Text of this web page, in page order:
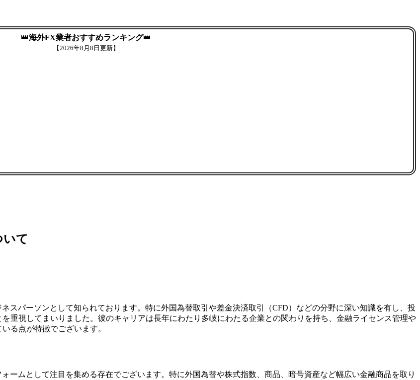
👑海外FX業者おすすめランキング👑
【2026年8月8日更新】
いて
スパーソンとして知られております。特に外国為替取引や差金決済取引（CFD）などの分野に深い知識を有し、投
重視してまいりました。彼のキャリアは長年にわたり多岐にわたる企業との関わりを持ち、金融ライセンス管理や
る点が特徴でございます。
ォームとして注目を集める存在でございます。特に外国為替や株式指数、商品、暗号資産など幅広い金融商品を取り